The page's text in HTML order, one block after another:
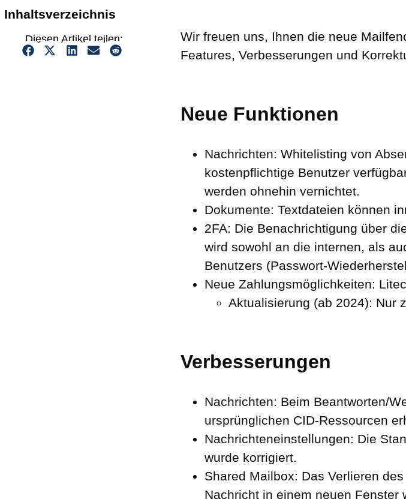
Inhaltsverzeichnis
Diesen Artikel teilen:
Wir freuen uns, Ihnen die neue
Features, Verbesserungen und
Neue Funktionen
Nachrichten: Whitelisting von
kostenpflichtige Benutzer
werden ohnehin vernichtet.
Dokumente: Textdateien können
2FA: Die Benachrichtigung über
wird sowohl an die internen, als
Benutzers (Passwort-
Neue Zahlungsmöglichkeiten:
Aktualisierung (ab 2024): Nur
Verbesserungen
Nachrichten: Beim Beantworten/
ursprünglichen CID-Ressourcen
Nachrichteneinstellungen: Die
wurde korrigiert.
Shared Mailbox: Das Verlieren
Nachricht in einem neuen Fenster